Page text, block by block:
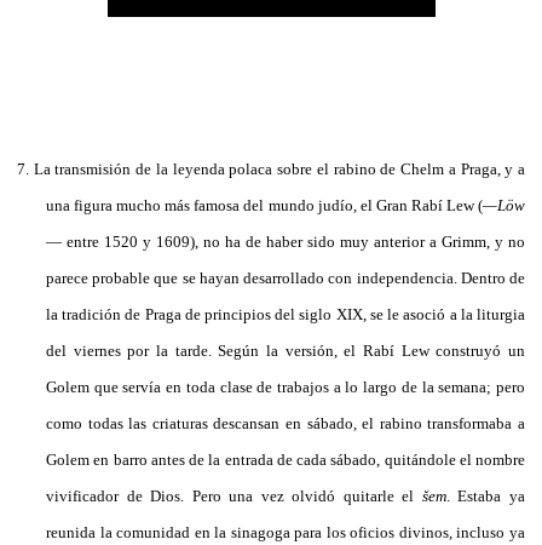
7. La transmisión de la leyenda polaca sobre el rabino de Chelm a Praga, y a
una figura mucho más famosa del mundo judío, el Gran Rabí Lew (—Löw
— entre 1520 y 1609), no ha de haber sido muy anterior a Grimm, y no
parece probable que se hayan desarrollado con independencia. Dentro de
la tradición de Praga de principios del siglo XIX, se le asoció a la liturgia
del viernes por la tarde. Según la versión, el Rabí Lew construyó un
Golem que servía en toda clase de trabajos a lo largo de la semana; pero
como todas las criaturas descansan en sábado, el rabino transformaba a
Golem en barro antes de la entrada de cada sábado, quitándole el nombre
vivificador de Dios. Pero una vez olvidó quitarle el šem. Estaba ya
reunida la comunidad en la sinagoga para los oficios divinos, incluso ya